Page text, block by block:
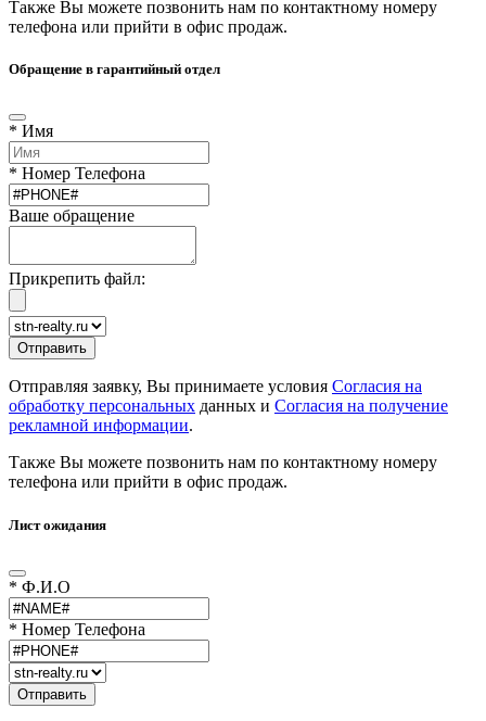
Также Вы можете позвонить нам по контактному номеру
телефона или прийти в офис продаж.
Обращение в гарантийный отдел
* Имя
* Номер Телефона
Ваше обращение
Прикрепить файл:
Отправляя заявку, Вы принимаете условия Согласия на
обработку персональных данных и Согласия на получение
рекламной информации.
Также Вы можете позвонить нам по контактному номеру
телефона или прийти в офис продаж.
Лист ожидания
* Ф.И.О
* Номер Телефона